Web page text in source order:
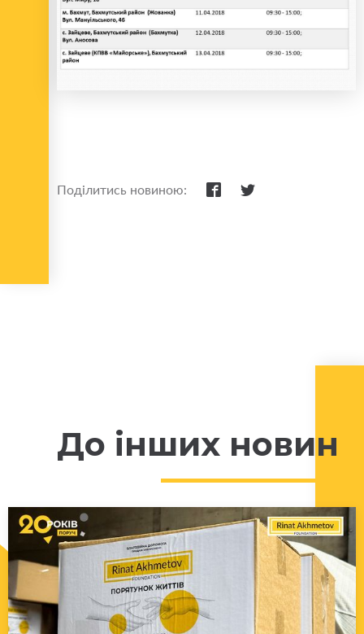
Поділитись новиною:
До інших новин